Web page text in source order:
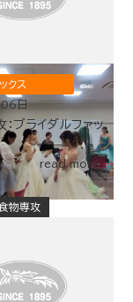
クス
日
ブライダルファッ
read more
物専攻